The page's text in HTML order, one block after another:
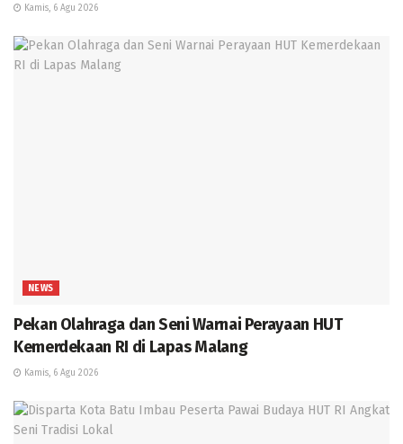
Kamis, 6 Agu 2026
NEWS
Pekan Olahraga dan Seni Warnai Perayaan HUT
Kemerdekaan RI di Lapas Malang
Kamis, 6 Agu 2026